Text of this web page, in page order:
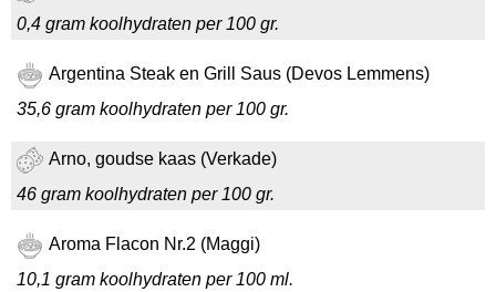
0,4 gram koolhydraten per 100 gr.
Argentina Steak en Grill Saus (Devos Lemmens)
35,6 gram koolhydraten per 100 gr.
Arno, goudse kaas (Verkade)
46 gram koolhydraten per 100 gr.
Aroma Flacon Nr.2 (Maggi)
10,1 gram koolhydraten per 100 ml.